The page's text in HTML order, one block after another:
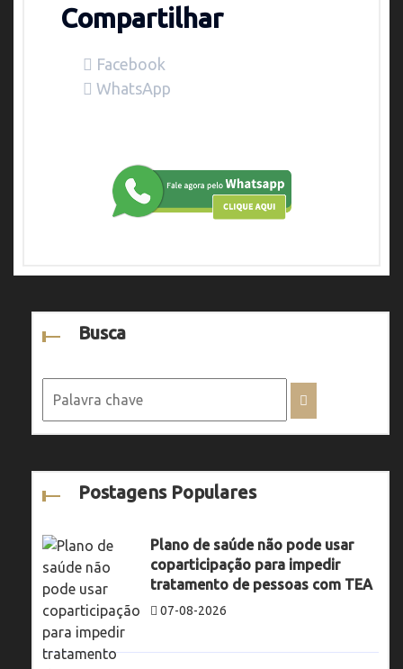
Compartilhar
Facebook
WhatsApp
Busca
Postagens Populares
Plano de saúde não pode usar
coparticipação para impedir
tratamento de pessoas com TEA
07-08-2026